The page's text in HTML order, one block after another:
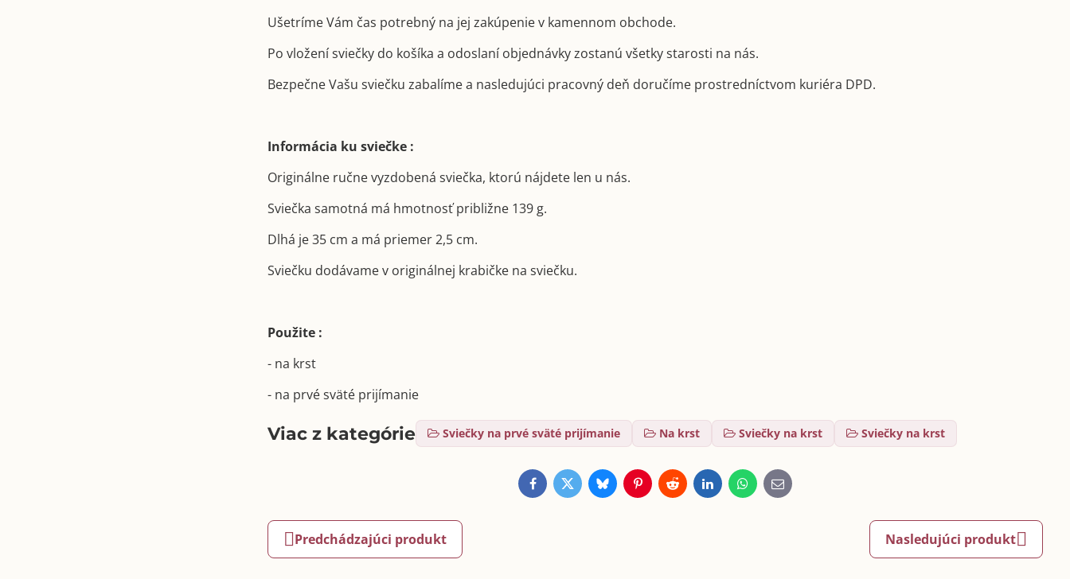
Ušetríme Vám čas potrebný na jej zakúpenie v kamennom obchode.
Po vložení sviečky do košíka a odoslaní objednávky zostanú všetky starosti na nás.
Bezpečne Vašu sviečku zabalíme a nasledujúci pracovný deň doručíme prostredníctvom kuriéra DPD.
Informácia ku sviečke :
Originálne ručne vyzdobená sviečka, ktorú nájdete len u nás.
Sviečka samotná má hmotnosť približne 139 g.
Dlhá je 35 cm a má priemer 2,5 cm.
Sviečku dodávame v originálnej krabičke na sviečku.
Použite :
- na krst
- na prvé sväté prijímanie
Viac z kategórie Sviečky na prvé sväté prijímanie Na krst Sviečky na krst Sviečky na krst
FacebookTwitterBlueskyPinterestRedditLinkedInWhatsApp
E-
mail
Predchádzajúci produkt Nasledujúci produkt